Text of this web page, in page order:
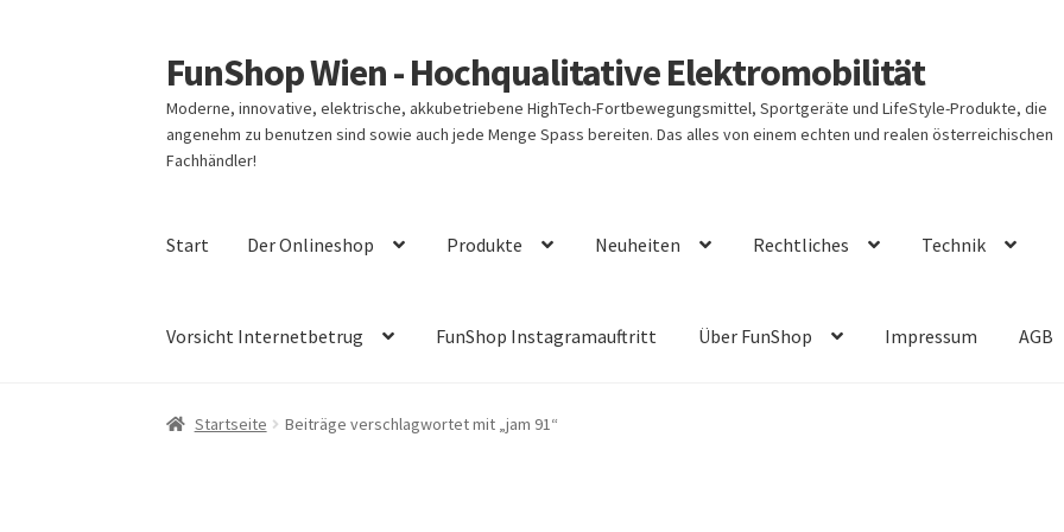
Zur
Navigation
springen
Zum
Inhalt
springen
FunShop Wien - Hochqualitative Elektromobilität
Moderne, innovative, elektrische, akkubetriebene HighTech-Fortbewegungsmittel, Sportgeräte und LifeStyle-Produkte, die
angenehm zu benutzen sind sowie auch jede Menge Spass bereiten. Das alles von einem echten und realen österreichischen
Fachhändler!
Start Der Onlineshop Produkte Neuheiten Rechtliches Technik
Vorsicht Internetbetrug FunShop Instagramauftritt Über FunShop Impressum AGB
Startseite Beiträge verschlagwortet mit „jam 91“